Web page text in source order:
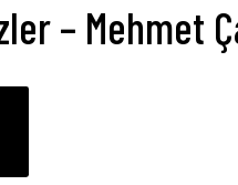
– Mehmet